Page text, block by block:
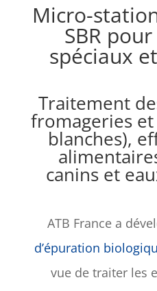
Micro-
SBR
spéciaux
Traitement
fromageries
blanches),
canins et
ATB France a
d’épuration
vue de traiter les